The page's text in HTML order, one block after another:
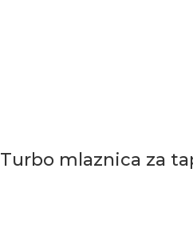
Turbo mlaznica za